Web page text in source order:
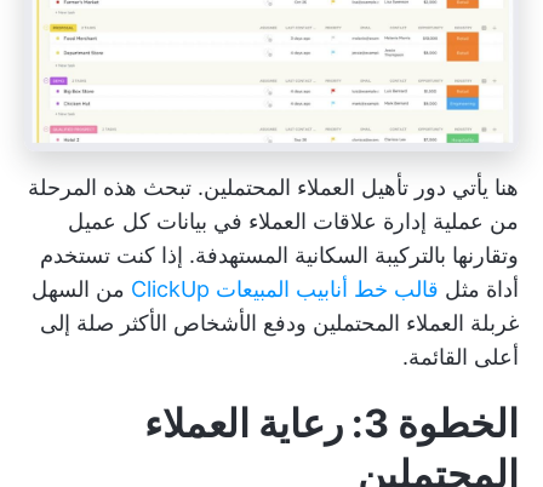
هنا يأتي دور تأهيل العملاء المحتملين. تبحث هذه المرحلة
من عملية إدارة علاقات العملاء في بيانات كل عميل
وتقارنها بالتركيبة السكانية المستهدفة. إذا كنت تستخدم
أداة مثل قالب خط أنابيب المبيعات ClickUp
من السهل
غربلة العملاء المحتملين ودفع الأشخاص الأكثر صلة إلى
أعلى القائمة.
الخطوة 3: رعاية العملاء
المحتملين